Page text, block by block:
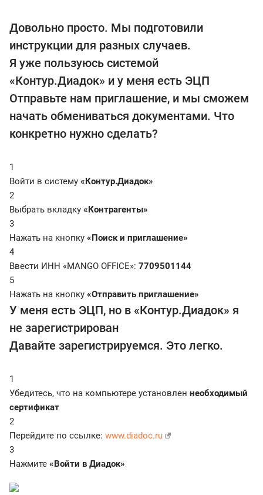
Довольно просто. Мы подготовили
инструкции для разных случаев.
Я уже пользуюсь системой
«Контур.Диадок» и у меня есть ЭЦП
Отправьте нам приглашение, и мы сможем
начать обмениваться документами. Что
конкретно нужно cделать?
1
Войти в систему «Контур.Диадок»
2
Выбрать вкладку «Контрагенты»
3
Нажать на кнопку «Поиск и приглашение»
4
Ввести ИНН «MANGO OFFICE»: 7709501144
5
Нажать на кнопку «Отправить приглашение»
У меня есть ЭЦП, но в «Контур.Диадок» я
не зарегистрирован
Давайте зарегистрируемся. Это легко.
1
Убедитесь, что на компьютере установлен необходимый
сертификат
2
Перейдите по ссылке: www.diadoc.ru
3
Нажмите «Войти в Диадок»